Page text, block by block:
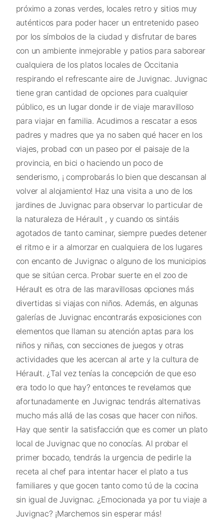
próximo a zonas verdes, locales retro y sitios muy
auténticos para poder hacer un entretenido paseo
por los símbolos de la ciudad y disfrutar de bares
con un ambiente inmejorable y patios para saborear
cualquiera de los platos locales de Occitania
respirando el refrescante aire de Juvignac. Juvignac
tiene gran cantidad de opciones para cualquier
público, es un lugar donde ir de viaje maravilloso
para viajar en familia. Acudimos a rescatar a esos
padres y madres que ya no saben qué hacer en los
viajes, probad con un paseo por el paisaje de la
provincia, en bici o haciendo un poco de
senderismo, ¡ comprobarás lo bien que descansan al
volver al alojamiento! Haz una visita a uno de los
jardines de Juvignac para observar lo particular de
la naturaleza de Hérault , y cuando os sintáis
agotados de tanto caminar, siempre puedes detener
el ritmo e ir a almorzar en cualquiera de los lugares
con encanto de Juvignac o alguno de los municipios
que se sitúan cerca. Probar suerte en el zoo de
Hérault es otra de las maravillosas opciones más
divertidas si viajas con niños. Además, en algunas
galerías de Juvignac encontrarás exposiciones con
elementos que llaman su atención aptas para los
niños y niñas, con secciones de juegos y otras
actividades que les acercan al arte y la cultura de
Hérault. ¿Tal vez tenías la concepción de que eso
era todo lo que hay? entonces te revelamos que
afortunadamente en Juvignac tendrás alternativas
mucho más allá de las cosas que hacer con niños.
Hay que sentir la satisfacción que es comer un plato
local de Juvignac que no conocías. Al probar el
primer bocado, tendrás la urgencia de pedirle la
receta al chef para intentar hacer el plato a tus
familiares y que gocen tanto como tú de la cocina
sin igual de Juvignac. ¿Emocionada ya por tu viaje a
Juvignac? ¡Marchemos sin esperar más!